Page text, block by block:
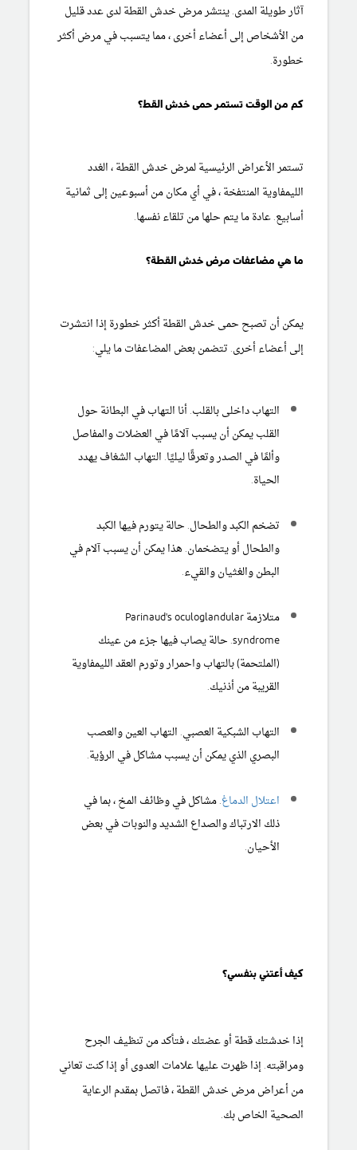
آثار طويلة المدى. ينتشر مرض خدش القطة لدى عدد قليل
من الأشخاص إلى أعضاء أخرى ، مما يتسبب في مرض أكثر
خطورة.
كم من الوقت تستمر حمى خدش القط؟
تستمر الأعراض الرئيسية لمرض خدش القطة ، الغدد
الليمفاوية المنتفخة ، في أي مكان من أسبوعين إلى ثمانية
أسابيع. عادة ما يتم حلها من تلقاء نفسها.
ما هي مضاعفات مرض خدش القطة؟
يمكن أن تصبح حمى خدش القطة أكثر خطورة إذا انتشرت
إلى أعضاء أخرى. تتضمن بعض المضاعفات ما يلي:
التهاب داخلى بالقلب.أنا التهاب في البطانة حول
القلب يمكن أن يسبب آلامًا في العضلات والمفاصل
وألمًا في الصدر وتعرقًا ليليًا. التهاب الشغاف يهدد
الحياة.
تضخم الكبد والطحال. حالة يتورم فيها الكبد
والطحال أو يتضخمان. هذا يمكن أن يسبب آلام في
البطن والغثيان والقيء.
متلازمة Parinaud's oculoglandular
syndrome. حالة يصاب فيها جزء من عينك
(الملتحمة) بالتهاب واحمرار وتورم العقد الليمفاوية
القريبة من أذنيك.
التهاب الشبكية العصبي. التهاب العين والعصب
البصري الذي يمكن أن يسبب مشاكل في الرؤية.
اعتلال الدماغ. مشاكل في وظائف المخ ، بما في
ذلك الارتباك والصداع الشديد والنوبات في بعض
الأحيان.
كيف أعتني بنفسي؟
إذا خدشتك قطة أو عضتك ، فتأكد من تنظيف الجرح
ومراقبته. إذا ظهرت عليها علامات العدوى أو إذا كنت تعاني
من أعراض مرض خدش القطة ، فاتصل بمقدم الرعاية
الصحية الخاص بك.